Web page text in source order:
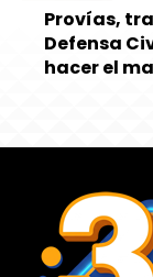
Provías,
Defensa
hacer el